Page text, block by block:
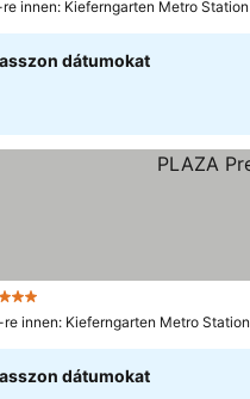
innen: Kieferngarten Metro Station
dátumokat
innen: Kieferngarten Metro Station
dátumokat